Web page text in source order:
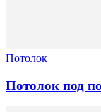
Потолок
Потолок под